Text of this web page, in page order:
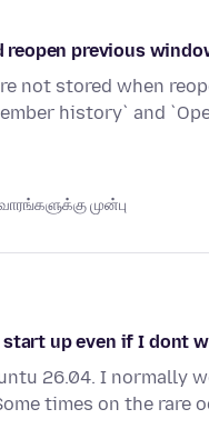
reopen previous
not stored when
history` and
முன்பு
up even if I dont
26.04. I
times on the rare